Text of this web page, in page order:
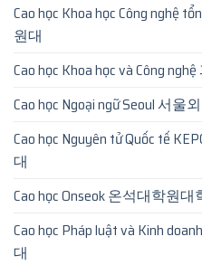
Cao học Khoa học Công nghệ
원대
Cao học Khoa học và Công
Cao học Ngoại ngữ Seoul 서울
Cao học Nguyên tử Quốc tế
대
Cao học Onseok 온석대학원대
Cao học Pháp luật và Kinh
대